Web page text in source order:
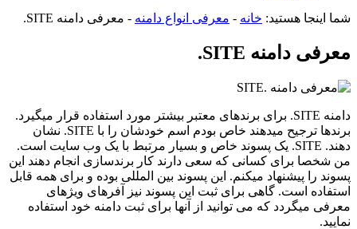
شما اینجا هستید: خانه - معرفی انواع دامنه - معرفی دامنه SITE.
معرفی دامنه SITE.
دامنه SITE. برای برندهای معتبر بیشتر مورد استفاده قرار میگیرد.
برندها ترجیح میدهند خاص بودم اسم خودشان را با SITE. نشان
دهند. SITE. یک پسوند خاص و بسیار مرتبط با یک وب سایت است.
من شخصا برای کسانی که سعی دارند کار برندسازی انجام دهند این
پسوند را پیشنهاد میکنم. این پسوند بین المللی بوده و برای همه قابل
استفاده است. گاهی برای ثبت این پسوند نیز آفرهای ویژهای
معرفی میگردد که می توانید از آنها برای ثبت دامنه خود استفاده
نمایید.